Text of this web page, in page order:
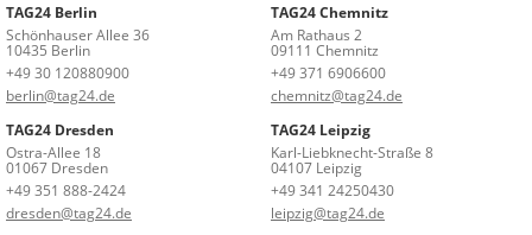
TAG24 Berlin
Schönhauser Allee 36
10435 Berlin
+49 30 120880900
berlin@tag24.de
TAG24 Chemnitz
Am Rathaus 2
09111 Chemnitz
+49 371 6906600
chemnitz@tag24.de
TAG24 Dresden
Ostra-Allee 18
01067 Dresden
+49 351 888-2424
dresden@tag24.de
TAG24 Leipzig
Karl-Liebknecht-Straße 8
04107 Leipzig
+49 341 24250430
leipzig@tag24.de